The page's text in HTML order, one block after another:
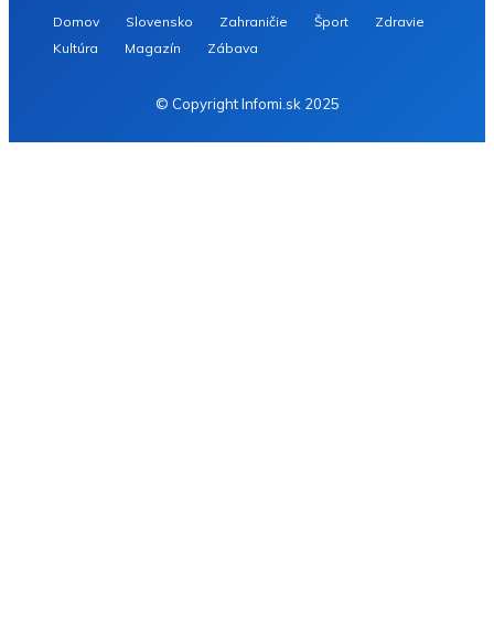
Domov Slovensko Zahraničie Šport
Zdravie
Kultúra
Magazín Zábava
© Copyright Infomi.sk 2025